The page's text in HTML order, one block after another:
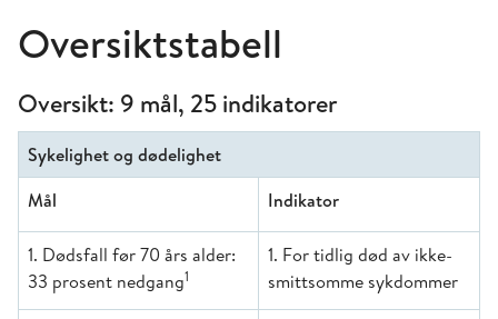
Oversiktstabell
Oversikt: 9 mål, 25 indikatorer
Sykelighet og dødelighet
Mål
Indikator
1. Dødsfall før 70 års alder:
33 prosent nedgang1
1. For tidlig død av ikke-
smittsomme sykdommer